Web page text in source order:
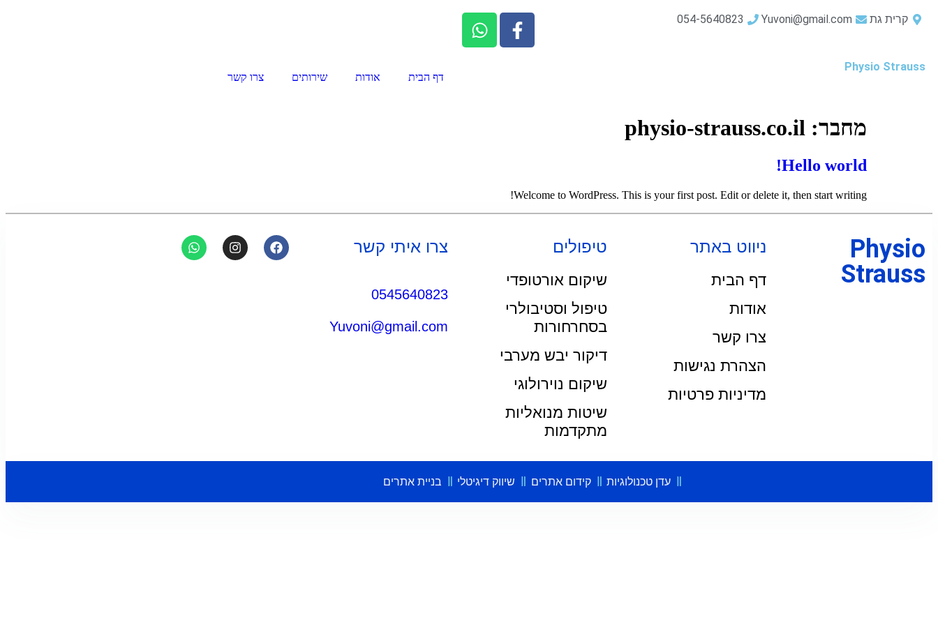
קרית גת Yuvoni@gmail.com
054-5640823
Physio Strauss
דף הבית אודות שירותים צרו קשר
מחבר: physio-strauss.co.il
Hello world!
Welcome to WordPress. This is your first post. Edit or delete it, then start writing!
Physio
Strauss
ניווט באתר
דף הבית
אודות
צרו קשר
הצהרת נגישות
מדיניות פרטיות
טיפולים
שיקום אורטופדי
טיפול וסטיבולרי
בסחרחורות
דיקור יבש מערבי
שיקום נוירולוגי
שיטות מנואליות
מתקדמות
צרו איתי קשר
0545640823
Yuvoni@gmail.com
עדן טכנולוגיות קידום אתרים שיווק דיגיטלי בניית אתרים